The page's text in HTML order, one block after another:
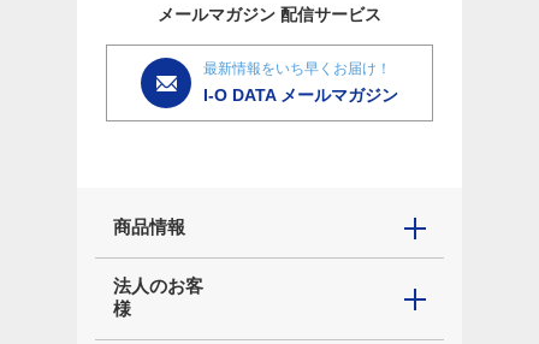
メールマガジン 配信サービス
最新情報をいち早くお届け！
I-O DATA メールマガジン
商品情報
法人のお客
様